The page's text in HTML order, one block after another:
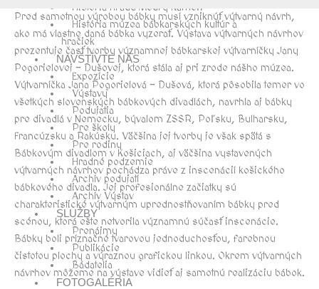
História hradu Modrý Kameň
História múzea bábkarských kultúr a
hračiek
NAVŠTÍVTE NÁS
Expozície
Výstavy
Podujatia
Pre školy
Pre rodiny
Hradné podzemie
Archív podujatí
Archív Výstav
SLUŽBY
Prenájmy
Publikácie
Bádatelia
FOTOGALÉRIA
Pred samotnou výrobou bábky musí vzniknúť výtvarný návrh,
ako má vlastne daná bábka vyzerať. Výstava výtvarných návrhov
prezentuje časť tvorby významnej bábkarskej výtvarníčky Jany
Pogorielovej – Dušovej, ktorá stála aj pri zrode nášho múzea.
Výtvarníčka Jana Pogorielová – Dušová, ktorá pôsobila temer vo
všetkých slovenských bábkových divadlách, navrhla aj bábky
pre divadlá v Nemecku, bývalom ZSSR, Poľsku, Bulharsku,
Francúzsku a Rakúsku. Väčšina jej tvorby je však spätá s
Bábkovým divadlom v Košiciach, aj väčšina vystavených
výtvarných návrhov pochádza práve z inscenácií košického
bábkového divadla. Jej profesionálne začiatky sú
charakteristické výtvarným uprednostňovaním bábky pred
scénou, ktorá ešte netvorila významnú súčasť inscenácie.
Bábky boli príznačné tvarovou jednoduchosťou, farebnou
čistotou plochy a výraznou grafickou linkou. Okrem výtvarných
návrhov môžeme na výstave vidieť aj samotnú realizáciu bábok.